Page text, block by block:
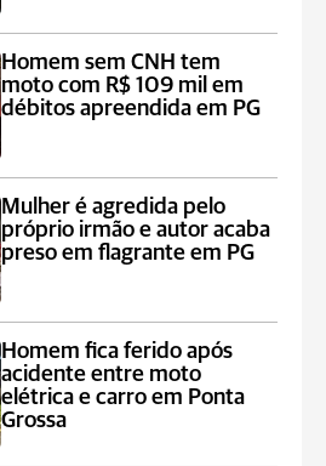
Homem sem CNH tem
moto com R$ 109 mil em
débitos apreendida em PG
Mulher é agredida pelo
próprio irmão e autor acaba
preso em flagrante em PG
Homem fica ferido após
acidente entre moto
elétrica e carro em Ponta
Grossa